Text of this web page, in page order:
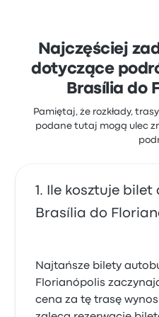
Najczęściej
dotyczące
Brasília do
Pamiętaj, że rozkłady,
podane tutaj mogą ulec
Ile kosztuje
Brasília do
Najtańsze bilety
Florianópolis
cena za tę trasę wynosi